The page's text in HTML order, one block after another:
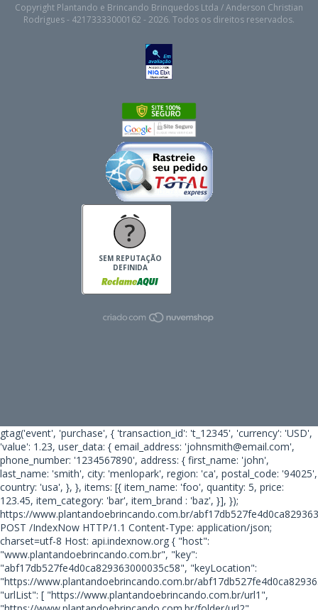
Copyright Plantando e Brincando Brinquedos Ltda / Anderson Christian
Rodrigues - 42173333000162 - 2026. Todos os direitos reservados.
SEM REPUTAÇÃO
DEFINIDA
gtag('event', 'purchase', { 'transaction_id': 't_12345', 'currency': 'USD',
'value': 1.23, user_data: { email_address: 'johnsmith@email.com',
phone_number: '1234567890', address: { first_name: 'john',
last_name: 'smith', city: 'menlopark', region: 'ca', postal_code: '94025',
country: 'usa', }, }, items: [{ item_name: 'foo', quantity: 5, price:
123.45, item_category: 'bar', item_brand : 'baz', }], });
https://www.plantandoebrincando.com.br/
POST /IndexNow HTTP/1.1 Content-Type: application/json;
charset=utf-8 Host: api.indexnow.org { "host":
"www.plantandoebrincando.com.br", "key":
"abf17db527fe4d0ca829363000035c58", "keyLocation":
"https://www.plantandoebrincando.com.br/
"urlList": [ "https://www.plantandoebrincando.com.br/url1",